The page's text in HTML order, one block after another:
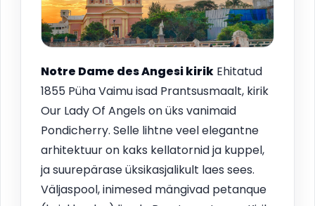
Notre Dame des Angesi kirik Ehitatud
1855 Püha Vaimu isad Prantsusmaalt, kirik
Our Lady Of Angels on üks vanimaid
Pondicherry. Selle lihtne veel elegantne
arhitektuur on kaks kellatornid ja kuppel,
ja suurepärase üksikasjalikult laes sees.
Väljaspool, inimesed mängivad petanque